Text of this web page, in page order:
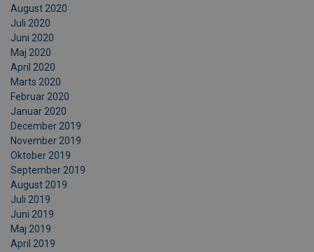
August 2020
Juli 2020
Juni 2020
Maj 2020
April 2020
Marts 2020
Februar 2020
Januar 2020
December 2019
November 2019
Oktober 2019
September 2019
August 2019
Juli 2019
Juni 2019
Maj 2019
April 2019